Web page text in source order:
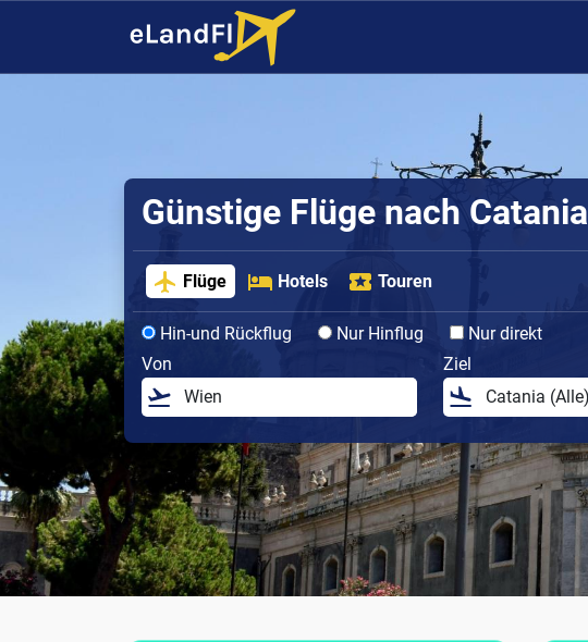
Günstige Flüge nach Catania
Flüge Hotels Touren
Hin-und Rückflug Nur Hinflug
Nur direkt
Von
Ziel